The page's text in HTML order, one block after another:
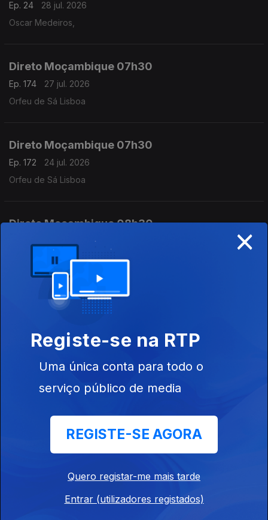
Ep. 24
28 jul. 2026
Oscar Medeiros,
Direto Moçambique 07h30
Ep. 174
27 jul. 2026
Orfeu de Sá Lisboa
Direto Moçambique 07h30
Ep. 172
24 jul. 2026
Orfeu de Sá Lisboa
Direto Moçambique 08h30
Orfeu de Sá Lisboa
Direto Moçambique 07h30
Orfeu de Sá Lisboa
Direto Moçambique 07h30
22 jul. 2026
Orfeu de Sá Lisboa
21 jul. 2026
Orfeu de Sá Lisboa
×
Registe-se na RTP
Uma única conta para todo o
serviço público de media
REGISTE-SE AGORA
Quero registar-me mais tarde
Entrar (utilizadores registados)